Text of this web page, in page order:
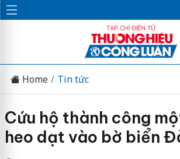
Home Tin tức
Cứu hộ thành công
heo dạt vào bờ biển